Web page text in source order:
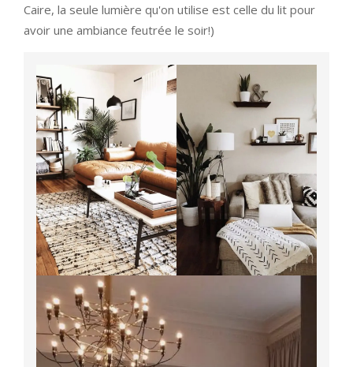
Caire, la seule lumière qu'on utilise est celle du lit pour
avoir une ambiance feutrée le soir!)